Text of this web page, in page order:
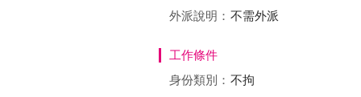
外派說明： 不需外派
工作條件
身份類別： 不拘